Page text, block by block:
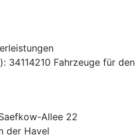
): 34114210 Fahrzeuge für
Allee 22
der Havel